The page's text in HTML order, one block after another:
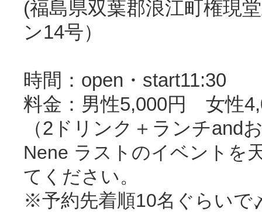
(福島県双葉郡浪江町権現
ン14号）
時間： open・start11:30
料金：男性5,000円 女性
（2ドリンク＋ランチand
Nene ラストのイベントを
てください。
※予約先着順10名ぐらいで